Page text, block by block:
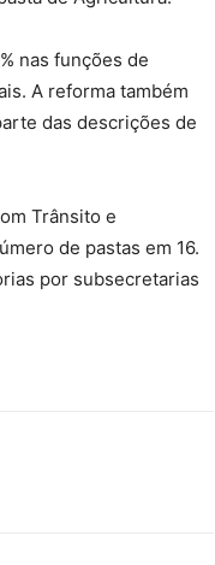
nas funções de
A reforma também
das descrições de
Trânsito e
de pastas em 16.
por subsecretarias